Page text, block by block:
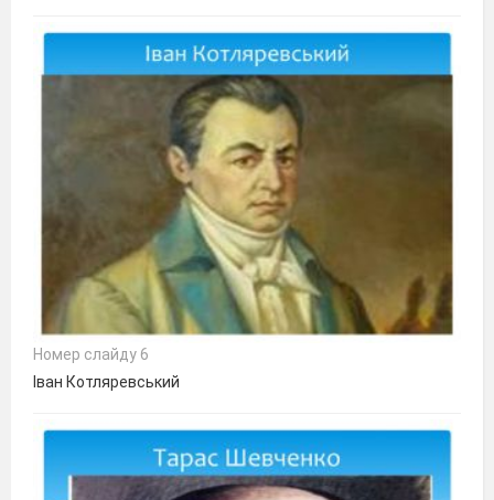
Номер слайду 6
Іван Котляревський